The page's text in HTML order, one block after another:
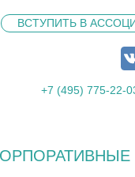
ВСТУПИТЬ В
+7 (495) 775-22-